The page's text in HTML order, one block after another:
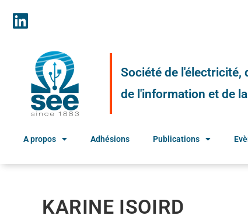
Société de l'électricité,
de l'information et de
A propos Adhésions Publications
KARINE ISOIRD